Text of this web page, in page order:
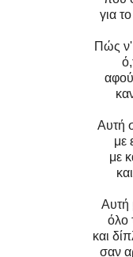
για
Πώς
Αυτή
με
με
Αυτή
όλο
και
σαν